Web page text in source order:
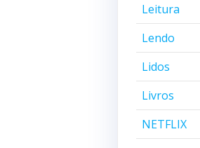
Leitura
Lendo
Lidos
Livros
NETFLIX